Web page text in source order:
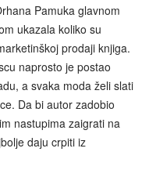
Pamuka glavnom
ukazala koliko su
prodaji knjiga.
naprosto je postao
a svaka moda želi slati
Da bi autor zadobio
nastupima zaigrati na
daju crpiti iz